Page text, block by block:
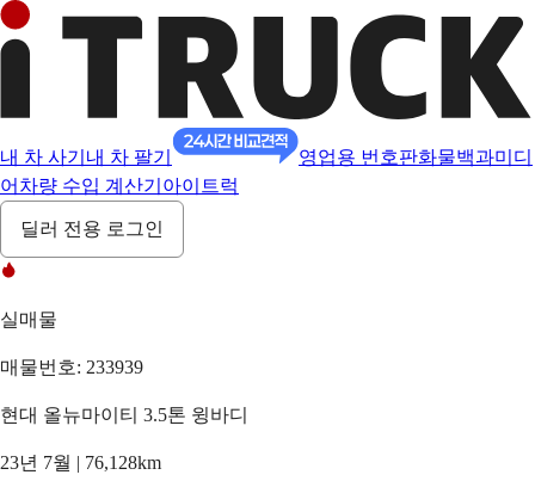
내 차 사기 내 차 팔기 영업용 번호판화물백과미디
어 차량 수입 계산기 아이트럭
딜러 전용 로그인
실매물
매물번호: 233939
현대 올뉴마이티 3.5톤 윙바디
23년 7월 | 76,128km